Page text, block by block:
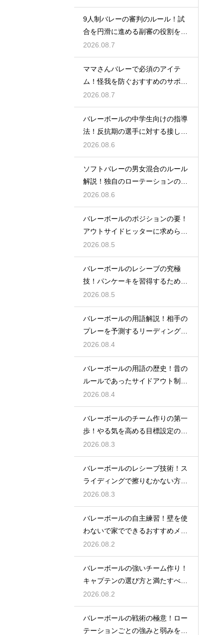
9人制バレーの審判のルール！試
合を円滑に進める副審の役割を解
説
2026.08.7
ママさんバレーで必須のアイテ
ム！怪我を防ぐおすすめのサポー
ター
2026.08.7
バレーボールの中学生向けの指導
法！反抗期の選手に対する接し方
のコツ
2026.08.6
ソフトバレーの男女混合のルール
解説！独自のローテーションの規
定とは
2026.08.6
バレーボールのポジションの要！
アウトサイドヒッターに求められ
る能力
2026.08.5
バレーボールのレシーブの究極
技！パンケーキを習得するための
練習方法
2026.08.5
バレーボールの用語解説！相手の
プレーを予測するリーディングと
は何か
2026.08.4
バレーボールの用語の歴史！昔の
ルールであったサイドアウト制と
は何か
2026.08.4
バレーボールのチーム作りの第一
歩！やる気を高める目標設定の仕
方とは
2026.08.3
バレーボールのレシーブ技術！ス
ライディングで擦りむかない方法
を伝授
2026.08.3
バレーボールの自主練習！壁を使
わないで家でできるおすすめメニ
ュー
2026.08.2
バレーボールの強いチーム作り！
キャプテンの選び方と満たすべき
基準
2026.08.2
バレーボールの戦術の極意！ロー
テーションごとの強みと弱みを徹